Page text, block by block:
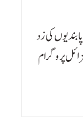
کی زد
پروگرام